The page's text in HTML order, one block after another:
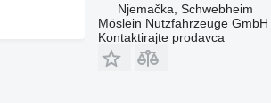
Njemačka, Schwebheim
Möslein Nutzfahrzeuge GmbH
Kontaktirajte prodavca